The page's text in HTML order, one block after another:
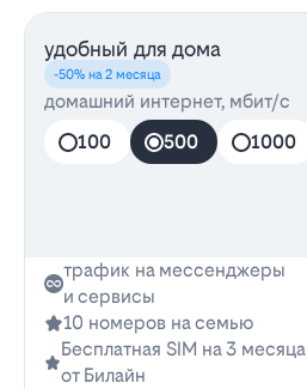
удобный для дома
-50% на 2 месяца
домашний интернет, мбит/с
100
500 1000
трафик на мессенджеры
и сервисы
10 номеров на семью
Бесплатная SIM на 3 месяца
от Билайн